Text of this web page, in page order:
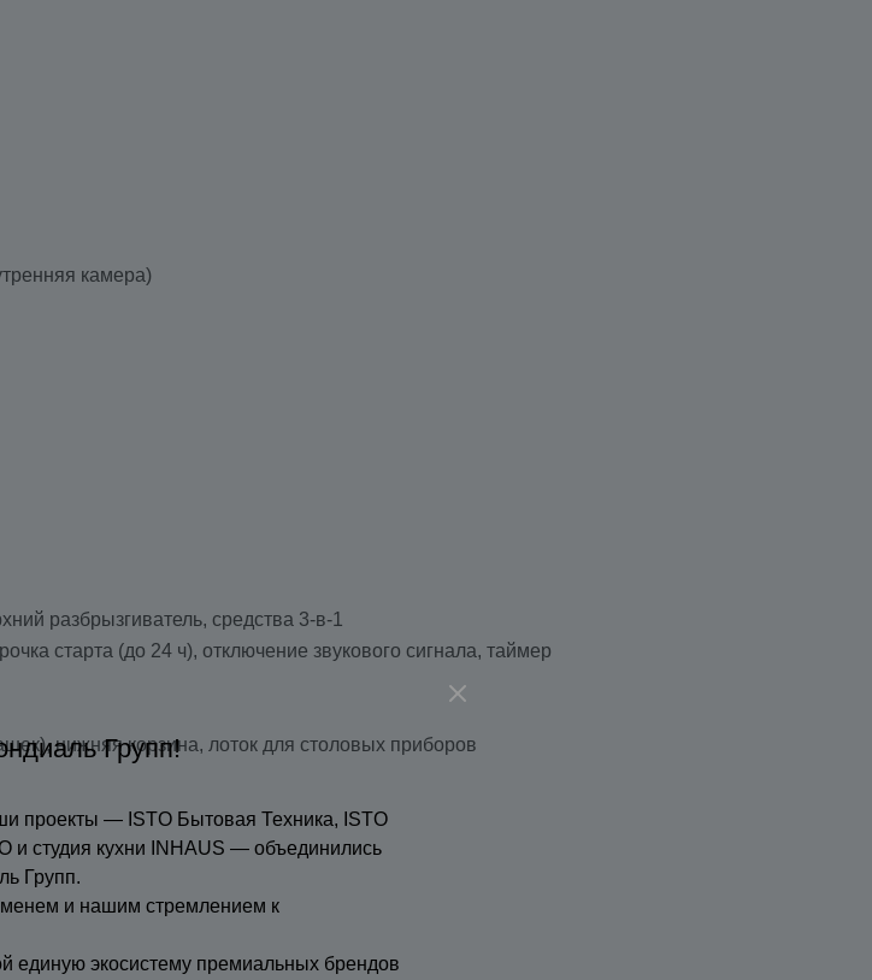
камера)
разбрызгиватель, средства 3-в-1
старта (до 24 ч), отключение звукового сигнала, таймер
нижняя корзина, лоток для столовых приборов
Групп!
проекты — ISTO Бытовая Техника, ISTO
и студия кухни INHAUS — объединились
Групп.
и нашим стремлением к
единую экосистему премиальных брендов